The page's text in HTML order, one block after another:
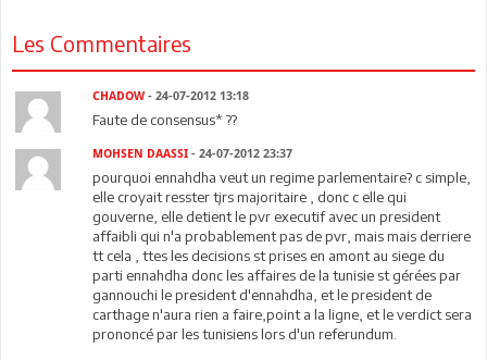
Les Commentaires
CHADOW - 24-07-2012 13:18
Faute de consensus* ??
MOHSEN DAASSI - 24-07-2012 23:37
pourquoi ennahdha veut un regime parlementaire? c simple,
elle croyait resster tjrs majoritaire , donc c elle qui
gouverne, elle detient le pvr executif avec un president
affaibli qui n'a probablement pas de pvr, mais mais derriere
tt cela , ttes les decisions st prises en amont au siege du
parti ennahdha donc les affaires de la tunisie st gérées par
gannouchi le president d'ennahdha, et le president de
carthage n'aura rien a faire,point a la ligne, et le verdict sera
prononcé par les tunisiens lors d'un referundum.